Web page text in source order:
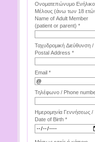
Ονοματεπώνυμο
Μέλους (άνω των 18
Name of Adult Member
(patient or parent) *
Ταχυδρομική Διεύθυνση /
Postal Address *
Email *
Τηλέφωνο / Phone
Ημερομηνία Γεννήσεως /
Date of Birth *